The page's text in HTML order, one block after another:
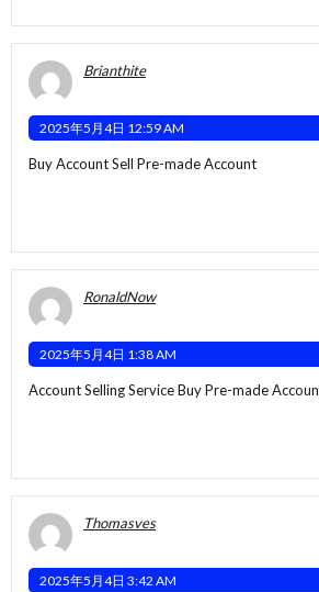
Brianthite
2025年5月4日 12:59 AM
Buy AccountSell Pre-made Account
RonaldNow
2025年5月4日 1:38 AM
Account Selling ServiceBuy Pre-made
Thomasves
2025年5月4日 3:42 AM